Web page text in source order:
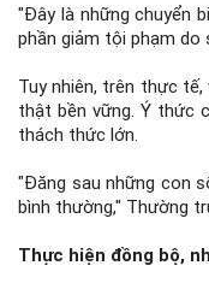
"Đây là những chuyển
phần giảm tội phạm do
Tuy nhiên, trên thực
thật bền vững. Ý thức
thách thức lớn.
"Đăng sau những con
bình thường," Thường
Thực hiện đồng bộ,